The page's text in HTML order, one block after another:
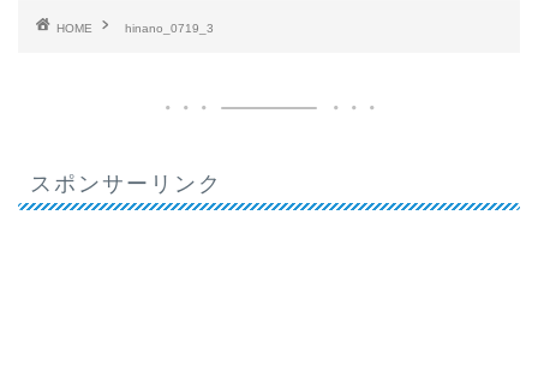
HOME hinano_0719_3
スポンサーリンク